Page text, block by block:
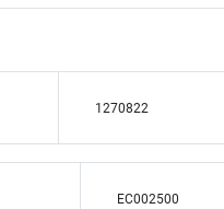
1270822
EC002500